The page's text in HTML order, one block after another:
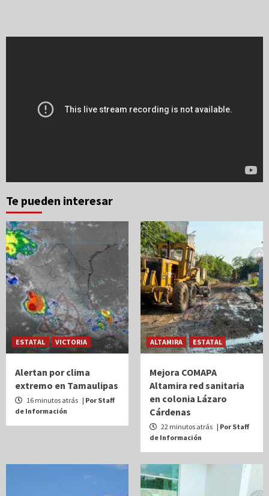
Te pueden interesar
ESTATAL VICTORIA
Alertan por clima
extremo en Tamaulipas
16 minutos atrás | Por Staff
de Información
ALTAMIRA ESTATAL
Mejora COMAPA
Altamira red sanitaria
en colonia Lázaro
Cárdenas
22 minutos atrás | Por Staff
de Información